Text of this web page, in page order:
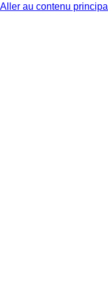
Aller au contenu principal